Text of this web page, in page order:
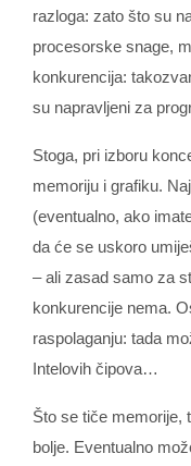
razloga: zato što su
procesorske snage,
konkurencija:
su napravljeni za
Stoga, pri izboru
memoriju i grafiku.
(eventualno, ako
da će se uskoro
– ali zasad samo za
konkurencije nema.
raspolaganju: tada
Intelovih čipova…
Što se tiče memorije,
bolje. Eventualno